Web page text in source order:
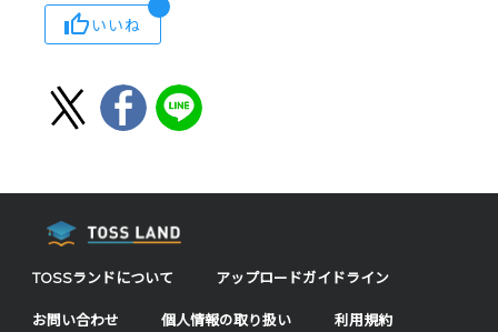
いいね
TOSSランドについて アップロードガイドライン
お問い合わせ 個人情報の取り扱い 利用規約